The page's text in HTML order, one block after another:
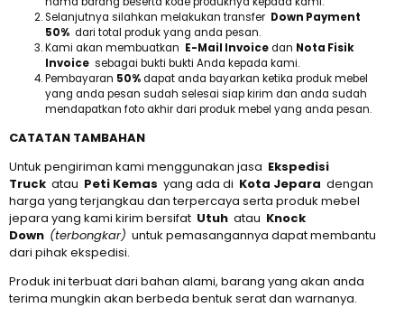
Selanjutnya silahkan melakukan transfer Down Payment
50% dari total produk yang anda pesan.
Kami akan membuatkan E-Mail Invoicedan Nota Fisik
Invoice sebagai bukti bukti Anda kepada kami.
Pembayaran 50%dapat anda bayarkan ketika produk mebel
yang anda pesan sudah selesai siap kirim dan anda sudah
mendapatkan foto akhir dari produk mebel yang anda pesan.
CATATAN TAMBAHAN
Untuk pengiriman kami menggunakan jasa Ekspedisi
Truck atau Peti Kemas yang ada di Kota Jepara dengan
harga yang terjangkau dan terpercaya serta produk mebel
jepara yang kami kirim bersifat Utuh atau Knock
Down (terbongkar) untuk pemasangannya dapat membantu
dari pihak ekspedisi.
Produk ini terbuat dari bahan alami, barang yang akan anda
terima mungkin akan berbeda bentuk serat dan warnanya.